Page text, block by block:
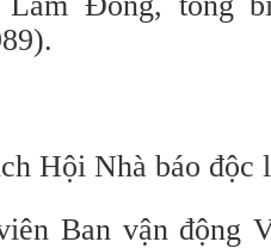
Nhà báo độc
vận động